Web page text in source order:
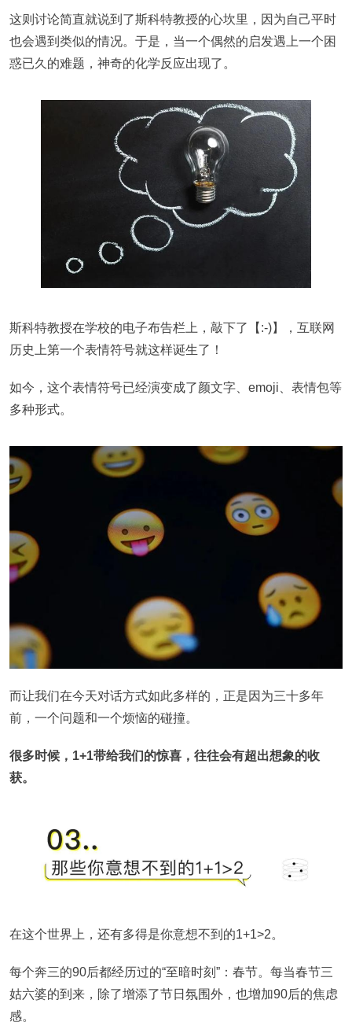
这则讨论简直就说到了斯科特教授的心坎里，因为自己平时
也会遇到类似的情况。于是，当一个偶然的启发遇上一个困
惑已久的难题，神奇的化学反应出现了。
斯科特教授在学校的电子布告栏上，敲下了【:-)】，互联网
历史上第一个表情符号就这样诞生了！
如今，这个表情符号已经演变成了颜文字、emoji、表情包等
多种形式。
而让我们在今天对话方式如此多样的，正是因为三十多年
前，一个问题和一个烦恼的碰撞。
很多时候，1+1带给我们的惊喜，往往会有超出想象的收
获。
在这个世界上，还有多得是你意想不到的1+1>2。
每个奔三的90后都经历过的“至暗时刻”：春节。每当春节三
姑六婆的到来，除了增添了节日氛围外，也增加90后的焦虑
感。